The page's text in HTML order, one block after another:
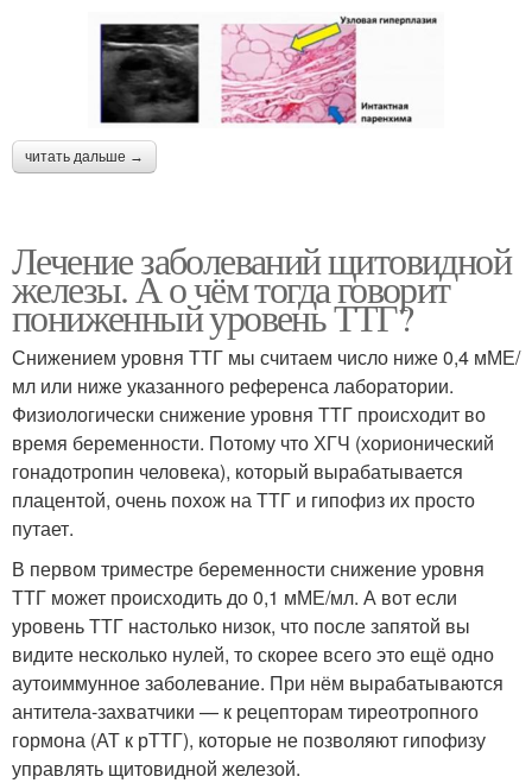
читать дальше →
Лечение заболеваний щитовидной
железы. А о чём тогда говорит
пониженный уровень ТТГ?
Снижением уровня ТТГ мы считаем число ниже 0,4 мМЕ/
мл или ниже указанного референса лаборатории.
Физиологически снижение уровня ТТГ происходит во
время беременности. Потому что ХГЧ (хорионический
гонадотропин человека), который вырабатывается
плацентой, очень похож на ТТГ и гипофиз их просто
путает.
В первом триместре беременности снижение уровня
ТТГ может происходить до 0,1 мМЕ/мл. А вот если
уровень ТТГ настолько низок, что после запятой вы
видите несколько нулей, то скорее всего это ещё одно
аутоиммунное заболевание. При нём вырабатываются
антитела-захватчики — к рецепторам тиреотропного
гормона (АТ к рТТГ), которые не позволяют гипофизу
управлять щитовидной железой.